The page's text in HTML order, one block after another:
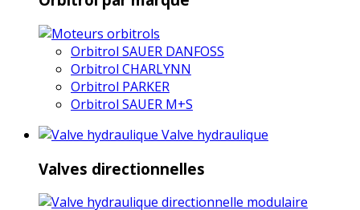
Orbitrol SAUER DANFOSS
Orbitrol CHARLYNN
Orbitrol PARKER
Orbitrol SAUER M+S
Valve hydraulique
Valves directionnelles